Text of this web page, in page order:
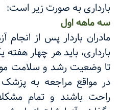
بارداری به صورت زیر است:
سه ماهه اول
مادران باردار پس از انجام
بارداری، باید هر چهار
تا وضعیت رشد و سلامت
در مواقع مراجعه به
راحت باشند و تمام